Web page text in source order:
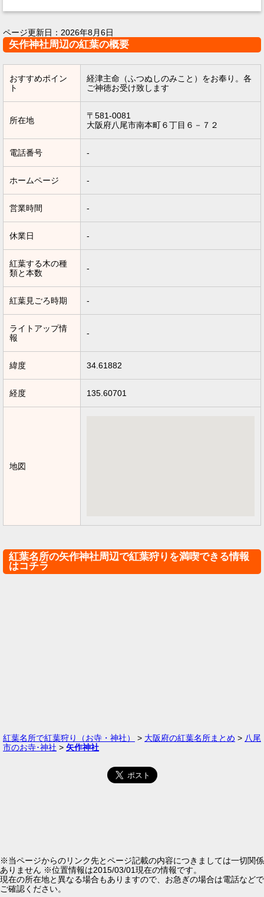
ページ更新日： 2026年8月6日
矢作神社周辺の紅葉の概要
おすすめポイン
ト
経津主命（ふつぬしのみこと）をお奉り。各
ご神徳お受け致します
所在地
〒581-0081
大阪府八尾市南本町６丁目６－７２
電話番号 -
ホームページ -
営業時間 -
休業日 -
紅葉する木の種
類と本数
-
紅葉見ごろ時期 -
ライトアップ情
報
-
緯度 34.61882
経度 135.60701
地図
紅葉名所の矢作神社周辺で紅葉狩りを満喫できる情報
はコチラ
紅葉名所で紅葉狩り（お寺・神社） > 大阪府の紅葉名所まとめ > 八尾
市のお寺･神社 > 矢作神社
※当ページからのリンク先とページ記載の内容につきましては一切関係
ありません ※位置情報は2015/03/01現在の情報です。
現在の所在地と異なる場合もありますので、お急ぎの場合は電話などで
ご確認ください。